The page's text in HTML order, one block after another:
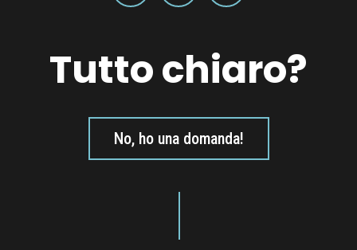
Tutto chiaro?
No, ho una domanda!